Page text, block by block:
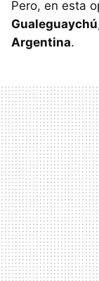
Pero, en esta
Gualeguaychú
Argentina.